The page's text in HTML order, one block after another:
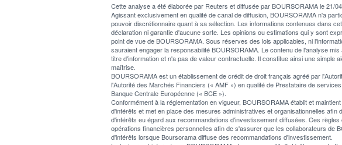
Cette analyse a été élaborée par Reuters et diffusée par BOURSORAMA le 21/
Agissant exclusivement en qualité de canal de diffusion, BOURSORAMA n'a
pouvoir discrétionnaire quant à sa sélection. Les informations contenues dans
déclaration ni garantie d'aucune sorte. Les opinions ou estimations qui y sont
point de vue de BOURSORAMA. Sous réserves des lois applicables, ni
sauraient engager la responsabilité BOURSORAMA. Le contenu de l'analyse
titre d'information et n'a pas de valeur contractuelle. Il constitue ainsi une simple
maîtrise.
BOURSORAMA est un établissement de crédit de droit français agréé par
l'Autorité des Marchés Financiers (« AMF ») en qualité de Prestataire de
Banque Centrale Européenne (« BCE »).
Conformément à la réglementation en vigueur, BOURSORAMA établit et
d'intérêts et met en place des mesures administratives et organisationnelles
d'intérêts eu égard aux recommandations d'investissement diffusées. Ces
opérations financières personnelles afin de s'assurer que les collaborateurs de
d'intérêts lorsque Boursorama diffuse des recommandations d'investissement.